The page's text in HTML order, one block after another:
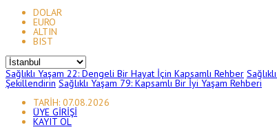
DOLAR
EURO
ALTIN
BIST
Sağlıklı Yaşam 22: Dengeli Bir Hayat İçin Kapsamlı Rehber
Şekillendirin Sağlıklı Yaşam 79: Kapsamlı Bir İyi Yaşam Rehberi
TARİH: 07.08.2026
ÜYE GİRİŞİ
KAYIT OL